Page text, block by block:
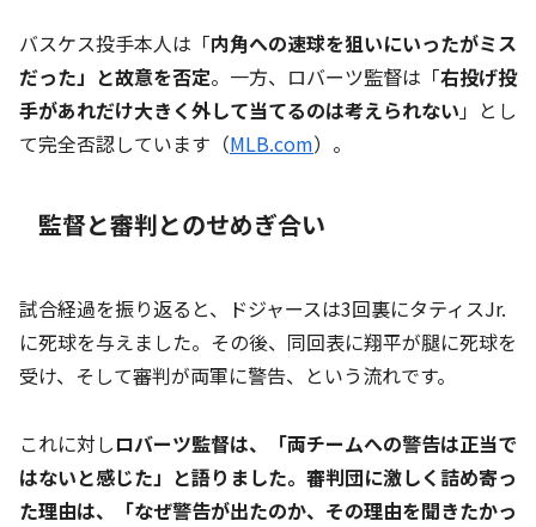
バスケス投手本人は「内角への速球を狙いにいったがミス
だった」と故意を否定。一方、ロバーツ監督は「右投げ投
手があれだけ大きく外して当てるのは考えられない」とし
て完全否認しています（MLB.com）。
監督と審判とのせめぎ合い
試合経過を振り返ると、ドジャースは3回裏にタティスJr.
に死球を与えました。その後、同回表に翔平が腿に死球を
受け、そして審判が両軍に警告、という流れです。
これに対しロバーツ監督は、「両チームへの警告は正当で
はないと感じた」と語りました。審判団に激しく詰め寄っ
た理由は、「なぜ警告が出たのか、その理由を聞きたかっ